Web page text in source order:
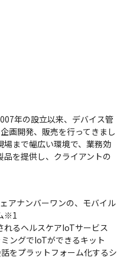
年の設立以来、デバイス管
画開発、販売を行ってきまし
まで幅広い環境で、業務効
を提供し、クライアントの
アナンバーワンの、モバイル
※1
れるヘルスケアIoTサービス
ングでIoTができるキット
をプラットフォーム化するシ